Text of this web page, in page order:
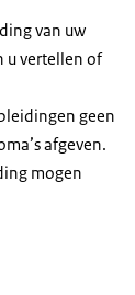
van uw
u vertellen of
geen
afgeven.
mogen